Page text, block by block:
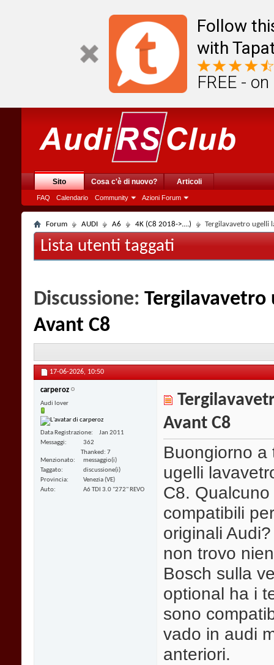
Follow
with
FREE -
Sito
FAQ Calendario Community Azioni Forum
Cosa c'è di nuovo? Articoli
Forum AUDI A6 4K (C8 2018->....) Tergilavavetro ugelli
Lista utenti taggati
Discussione:
Avant C8
17-06-2026, 10:50
carperoz
Audi lover
Data Registrazione
Jan 2011
Messaggi
362
Thanked: 7
Menzionato
messaggio(i)
Taggato
discussione(i)
Provincia
Venezia (VE)
Auto
A6 TDI 3.0 "272" REVO
Avant C8
Buongiorno a
ugelli
C8.
compatibili
originali
non trovo
Bosch sulla
optional ha i
sono
vado in audi
anteriori.